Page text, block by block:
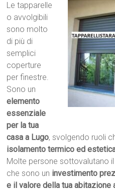
Le tapparelle
o avvolgibili
sono molto
di più di
semplici
coperture
per finestre.
Sono un
elemento
essenziale
per la tua
casa a Lugo, svolgendo ruoli
isolamento termico ed
Molte persone sottovalutano
che sono un investimento
e il valore della tua abitazione